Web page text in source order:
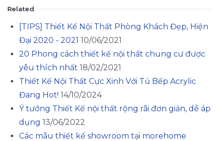
Related
[TIPS] Thiết Kế Nội Thất Phòng Khách Đẹp, Hiện
Đại 2020 - 2021 10/06/2021
20 Phong cách thiết kế nội thất chung cư được
yêu thích nhất 18/02/2021
Thiết Kế Nội Thất Cực Xinh Với Tủ Bếp Acrylic
Đang Hot! 14/10/2024
Ý tưởng Thiết Kế nội thất rộng rãi đơn giản, dễ áp
dụng 13/06/2022
Các mẫu thiết kế showroom tại morehome